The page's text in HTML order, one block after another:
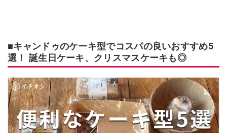
■キャンドゥのケーキ型でコスパの良いおすすめ5
選！ 誕生日ケーキ、クリスマスケーキも◎